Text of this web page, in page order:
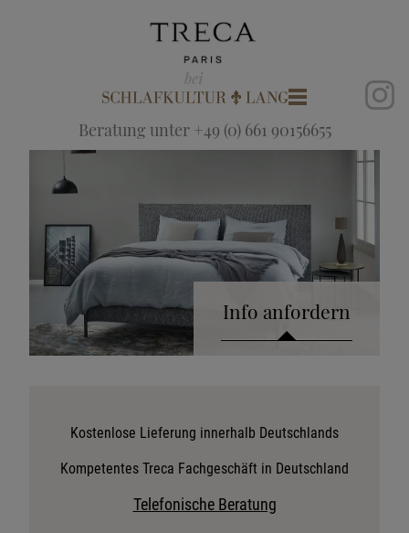
Beratung unter +49 (0) 661 90156655
Info anfordern
Stoffkollektion anfordern
Telefonische Beratung anfordern
Kostenlose Lieferung innerhalb Deutschlands
Kompetentes Treca Fachgeschäft in Deutschland
Telefonische Beratung